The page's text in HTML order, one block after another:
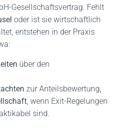
Gesellschaftsvertrag. Fehlt
oder ist sie wirtschaftlich
entstehen in der Praxis
über den
zur Anteilsbewertung,
, wenn Exit-Regelungen
sind.